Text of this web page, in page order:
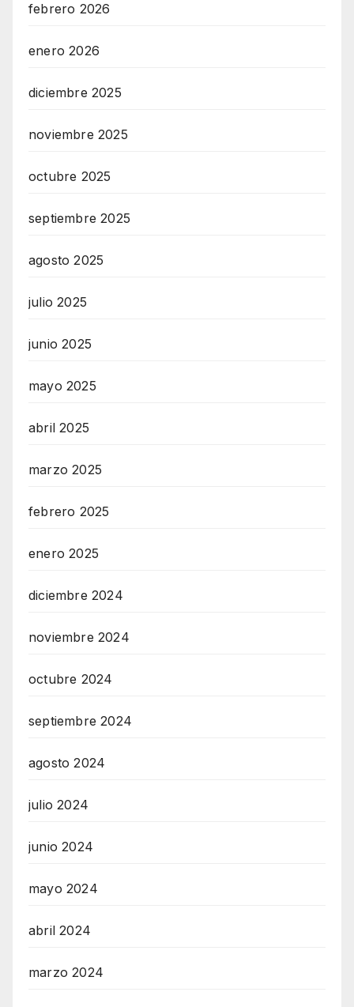
febrero 2026
enero 2026
diciembre 2025
noviembre 2025
octubre 2025
septiembre 2025
agosto 2025
julio 2025
junio 2025
mayo 2025
abril 2025
marzo 2025
febrero 2025
enero 2025
diciembre 2024
noviembre 2024
octubre 2024
septiembre 2024
agosto 2024
julio 2024
junio 2024
mayo 2024
abril 2024
marzo 2024